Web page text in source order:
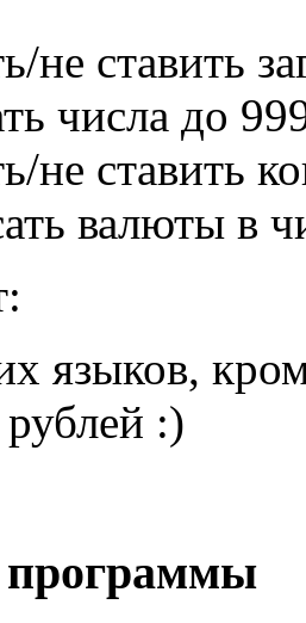
не ставить
числа до
не ставить
валюты в
языков,
:)